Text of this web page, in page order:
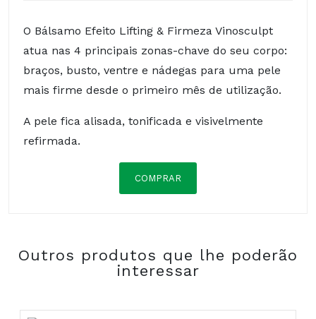
O Bálsamo Efeito Lifting & Firmeza Vinosculpt
atua nas 4 principais zonas-chave do seu corpo:
braços, busto, ventre e nádegas para uma pele
mais firme desde o primeiro mês de utilização.
A pele fica alisada, tonificada e visivelmente
refirmada.
COMPRAR
Manteiga de karité bio:
Outros produtos que lhe poderão
interessar